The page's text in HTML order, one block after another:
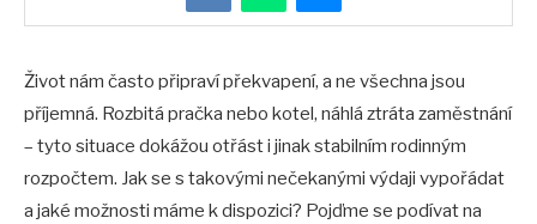
Život nám často připraví překvapení, a ne všechna jsou
příjemná. Rozbitá pračka nebo kotel, náhlá ztráta zaměstnání
– tyto situace dokážou otřást i jinak stabilním rodinným
rozpočtem. Jak se s takovými nečekanými výdaji vypořádat
a jaké možnosti máme k dispozici? Pojďme se podívat na